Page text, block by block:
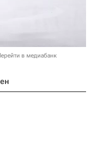
в медиабанк